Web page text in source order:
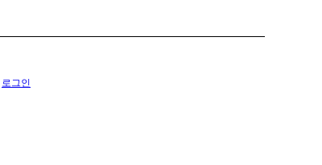
로그인